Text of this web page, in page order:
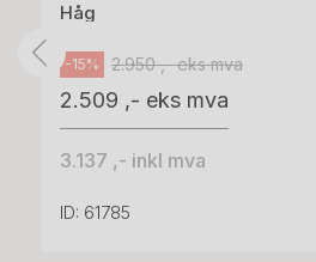
Håg
-15% 2.950 ,- eks mva
2.509 ,- eks mva
3.137 ,- inkl mva
ID: 61785